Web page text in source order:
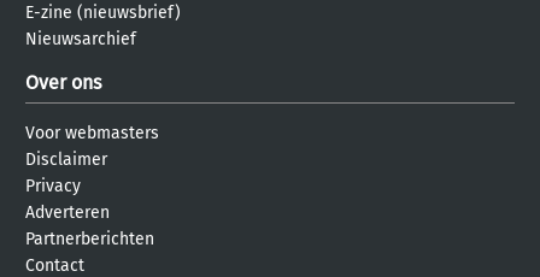
E-zine (nieuwsbrief)
Nieuwsarchief
Over ons
Voor webmasters
Disclaimer
Privacy
Adverteren
Partnerberichten
Contact